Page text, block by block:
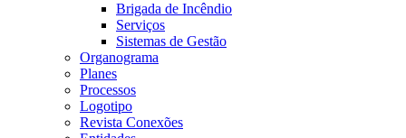
Brigada de Incêndio
Serviços
Sistemas de Gestão
Organograma
Planes
Processos
Logotipo
Revista Conexões